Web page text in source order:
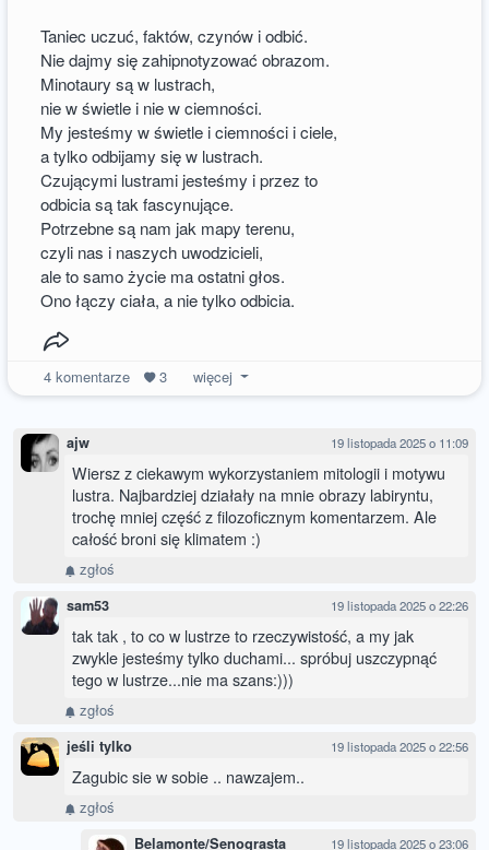
Taniec uczuć, faktów, czynów i odbić.
Nie dajmy się zahipnotyzować obrazom.
Minotaury są w lustrach,
nie w świetle i nie w ciemności.
My jesteśmy w świetle i ciemności i ciele,
a tylko odbijamy się w lustrach.
Czującymi lustrami jesteśmy i przez to
odbicia są tak fascynujące.
Potrzebne są nam jak mapy terenu,
czyli nas i naszych uwodzicieli,
ale to samo życie ma ostatni głos.
Ono łączy ciała, a nie tylko odbicia.
4komentarze 3 więcej
ajw 19 listopada 2025 o 11:09
Wiersz z ciekawym wykorzystaniem mitologii i motywu
lustra. Najbardziej działały na mnie obrazy labiryntu,
trochę mniej część z filozoficznym komentarzem. Ale
całość broni się klimatem :)
zgłoś
sam53 19 listopada 2025 o 22:26
tak tak , to co w lustrze to rzeczywistość, a my jak
zwykle jesteśmy tylko duchami... spróbuj uszczypnąć
tego w lustrze...nie ma szans:)))
zgłoś
jeśli tylko 19 listopada 2025 o 22:56
Zagubic sie w sobie .. nawzajem..
zgłoś
Belamonte/Senograsta 19 listopada 2025 o 23:06